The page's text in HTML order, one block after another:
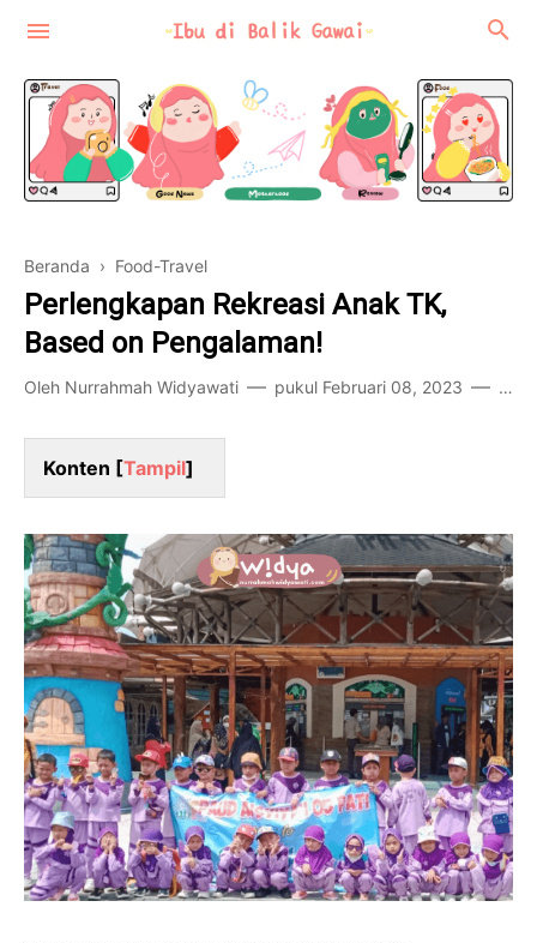
Motherhood
Review
Food-Travel
Beranda › Food-Travel
Perlengkapan Rekreasi Anak TK,
Based on Pengalaman!
Oleh Nurrahmah Widyawati pukul Februari 08, 2023 4
Konten [Tampil]